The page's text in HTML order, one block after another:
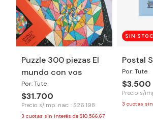
Puzzle 300 piezas El
mundo con vos
Por: Tute
$31.700
Precio s/imp. nac. : $26.198
3 cuotas sin interés de $10.566,67
SIN
Postal
Por: Tute
$3.500
Precio s/
3 cuotas